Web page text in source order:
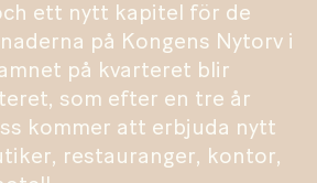
ett nytt kapitel för de
på Kongens Nytorv i
på kvarteret blir
som efter en tre år
kommer att erbjuda nytt
restauranger, kontor,